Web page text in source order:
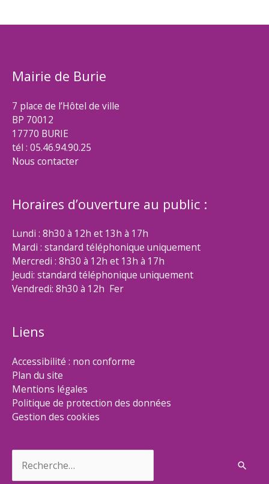
Mairie de Burie
7 place de l’Hôtel de ville
BP 70012
17770 BURIE
tél : 05.46.94.90.25
Nous contacter
Horaires d’ouverture au public :
Lundi : 8h30 à 12h et 13h à 17h
Mardi : standard téléphonique uniquement
Mercredi : 8h30 à 12h et 13h à 17h
Jeudi: standard téléphonique uniquement
Vendredi: 8h30 à 12h Fer
Liens
Accessibilité : non conforme
Plan du site
Mentions légales
Politique de protection des données
Gestion des cookies